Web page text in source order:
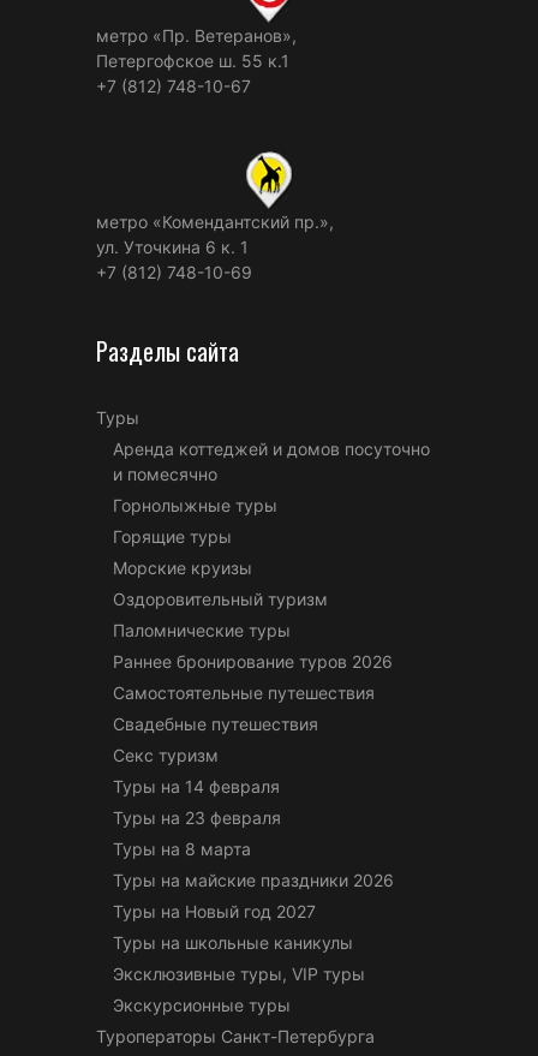
метро «Пр. Ветеранов»,
Петергофское ш. 55 к.1
+7 (812) 748-10-67
метро «Комендантский пр.»,
ул. Уточкина 6 к. 1
+7 (812) 748-10-69
Разделы сайта
Туры
Аренда коттеджей и домов посуточно
и помесячно
Горнолыжные туры
Горящие туры
Морские круизы
Оздоровительный туризм
Паломнические туры
Раннее бронирование туров 2026
Самостоятельные путешествия
Свадебные путешествия
Секс туризм
Туры на 14 февраля
Туры на 23 февраля
Туры на 8 марта
Туры на майские праздники 2026
Туры на Новый год 2027
Туры на школьные каникулы
Эксклюзивные туры, VIP туры
Экскурсионные туры
Туроператоры Санкт-Петербурга